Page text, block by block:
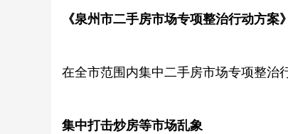
《泉州市二手房市场专项整治行动方案》
在全市范围内集中二手房市场专项整治
集中打击炒房等市场乱象